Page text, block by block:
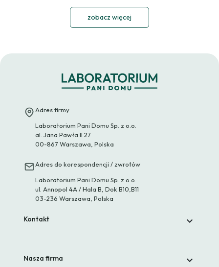
zobacz więcej
Adres firmy
Laboratorium Pani Domu Sp. z o.o.
al. Jana Pawła II 27
00-867 Warszawa, Polska
Adres do korespondencji / zwrotów
Laboratorium Pani Domu Sp. z o.o.
ul. Annopol 4A / Hala B, Dok B10,B11
03-236 Warszawa, Polska
Kontakt 
Nasza firma 